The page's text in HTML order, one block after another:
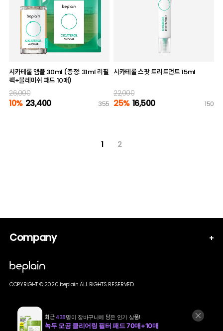
시카테롤 앰플 30ml (증정: 31ml 리필
팩+블레미쉬 패드 10매)
26,000
10% 23,400 355
시카테롤 스팟 트리트먼트 15ml
22,000
25% 16,500 150
1 2
Company
COPYRIGHT © 2020 beplain ALL RIGHTS RESERVED.